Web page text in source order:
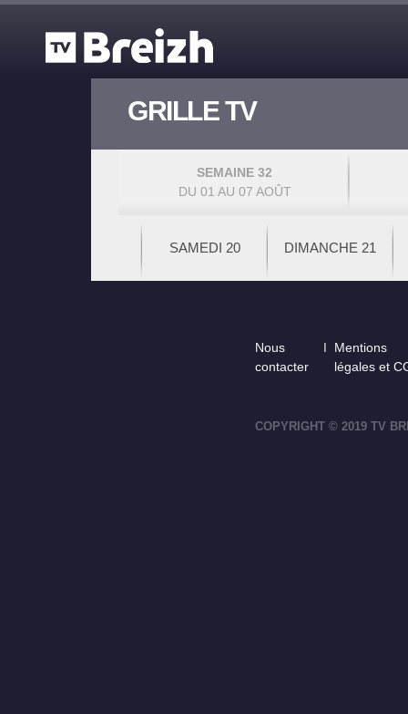
GRILLE TV
SEMAINE 32
DU 01 AU 07 AOÛT
SAMEDI 20 DIMANCHE 21
Footer
Nous
contacter
Mentions
légales et
COPYRIGHT © 2019 TV